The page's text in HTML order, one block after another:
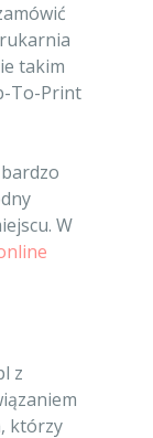
takim
To-Print
W
z
którzy